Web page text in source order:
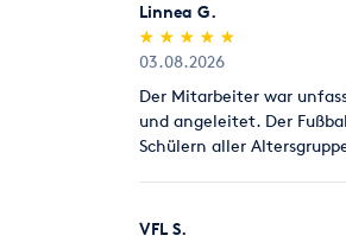
Linnea G.
(*)
★
★
(*) ★
★
(*) ★
★
(*) ★
★
(*) ★
★
03.08.2026
Der Mitarbeiter war
und angeleitet. Der
Schülern aller
VFL S.